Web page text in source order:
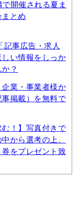
で開催される夏ま
とめ
記事広告・求人
い情報をしっか
？
業・事業者様か
掲載）を無料で
む！】写真付きで
から選考の上、
券をプレゼント致